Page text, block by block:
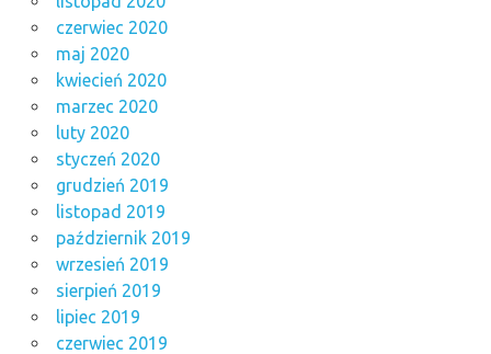
czerwiec 2020
maj 2020
kwiecień 2020
marzec 2020
luty 2020
styczeń 2020
grudzień 2019
listopad 2019
październik 2019
wrzesień 2019
sierpień 2019
lipiec 2019
czerwiec 2019